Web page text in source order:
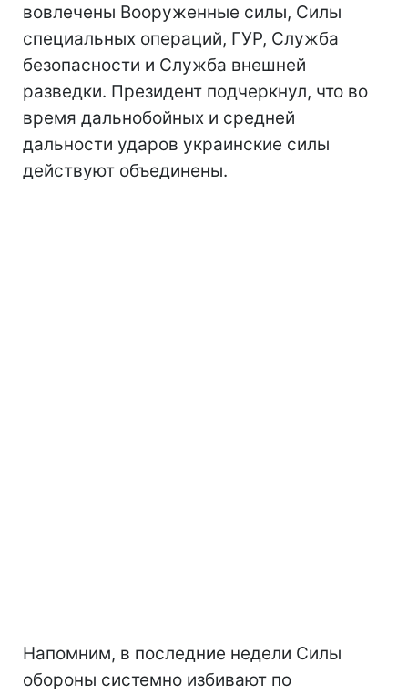
вовлечены Вооруженные силы, Силы
специальных операций, ГУР, Служба
безопасности и Служба внешней
разведки. Президент подчеркнул, что во
время дальнобойных и средней
дальности ударов украинские силы
действуют объединены.
Напомним, в последние недели Силы
обороны системно избивают по